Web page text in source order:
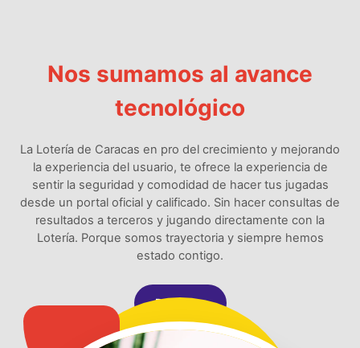
Nos sumamos al avance
tecnológico
La Lotería de Caracas en pro del crecimiento y mejorando
la experiencia del usuario, te ofrece la experiencia de
sentir la seguridad y comodidad de hacer tus jugadas
desde un portal oficial y calificado. Sin hacer consultas de
resultados a terceros y jugando directamente con la
Lotería. Porque somos trayectoria y siempre hemos
estado contigo.
Registrar